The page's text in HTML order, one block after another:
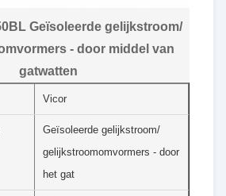
Geïsoleerde gelijkstroom/
- door middel van
gatwatten
Vicor
Geïsoleerde gelijkstroom/
gelijkstroomomvormers - door
het gat